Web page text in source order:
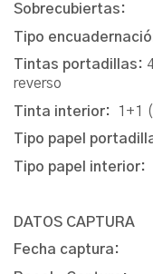
Sobrecubiertas:
Tipo
Tintas portadillas:
reverso
Tinta interior:
1+1
Tipo papel
Tipo papel interior:
DATOS CAPTURA
Fecha captura: